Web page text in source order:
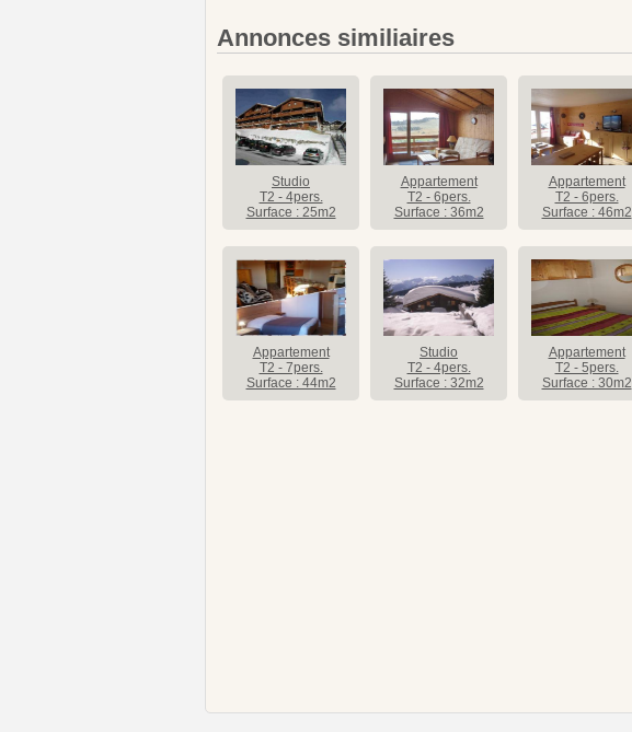
Annonces similiaires
Studio
T2 - 4pers.
Surface : 25m2
Appartement
T2 - 6pers.
Surface : 36m2
Appartement
T2 - 6pers.
Surface : 46m2
Appartement
T2 - 7pers.
Surface : 44m2
Studio
T2 - 4pers.
Surface : 32m2
Appartement
T2 - 5pers.
Surface : 30m2